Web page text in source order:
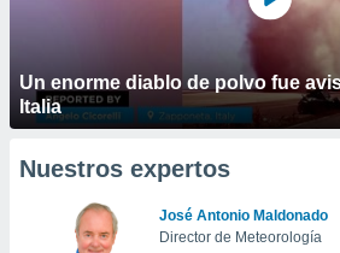
Un enorme diablo de polvo fue
Italia
Nuestros expertos
José Antonio Maldonado
Director de Meteorología